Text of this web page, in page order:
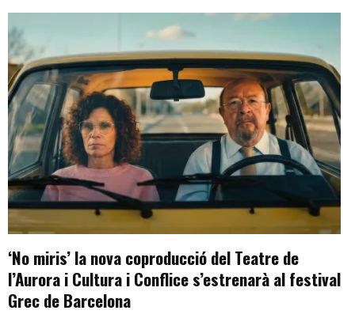
‘No miris’ la nova coproducció del Teatre de
l’Aurora i Cultura i Conflice s’estrenarà al festival
Grec de Barcelona